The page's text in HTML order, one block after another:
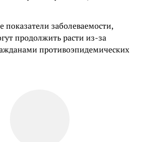
заболеваемости,
продолжить расти из-за
противоэпидемических